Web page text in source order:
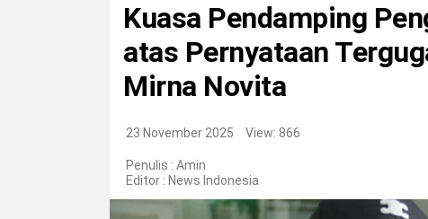
Kuasa Pendamping
atas Pernyataan
Mirna Novita
23 November 2025 View: 866
Penulis : Amin
Editor : News Indonesia